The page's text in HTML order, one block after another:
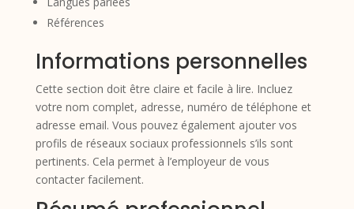
Références
Informations personnelles
Cette section doit être claire et facile à lire. Incluez
votre nom complet, adresse, numéro de téléphone et
adresse email. Vous pouvez également ajouter vos
profils de réseaux sociaux professionnels s’ils sont
pertinents. Cela permet à l’employeur de vous
contacter facilement.